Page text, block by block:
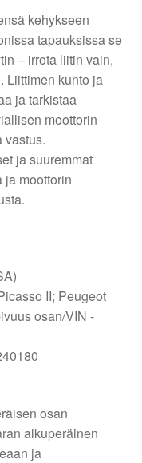
kehykseen
tapauksissa se
– irrota liitin vain,
Liittimen kunto ja
ja tarkistaa
moottorin
vastus.
ja suuremmat
ja moottorin
II; Peugeot
osan/VIN -
osan
alkuperäinen
ja